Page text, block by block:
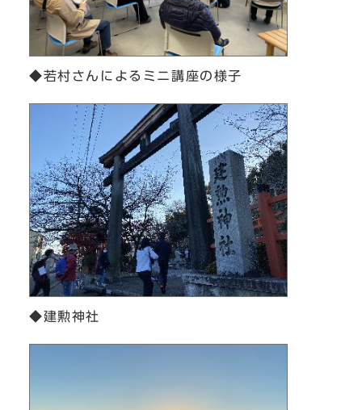
◆若村さんによるミニ講座の様子
◆建勲神社